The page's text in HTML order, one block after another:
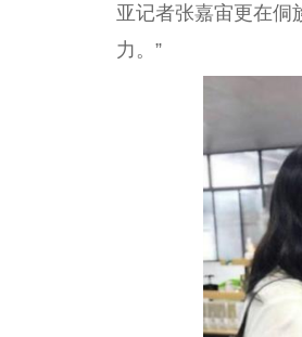
亚记者张嘉宙更在侗
力。”